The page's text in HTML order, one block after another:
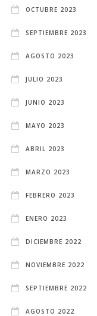
OCTUBRE 2023
SEPTIEMBRE 2023
AGOSTO 2023
JULIO 2023
JUNIO 2023
MAYO 2023
ABRIL 2023
MARZO 2023
FEBRERO 2023
ENERO 2023
DICIEMBRE 2022
NOVIEMBRE 2022
SEPTIEMBRE 2022
AGOSTO 2022